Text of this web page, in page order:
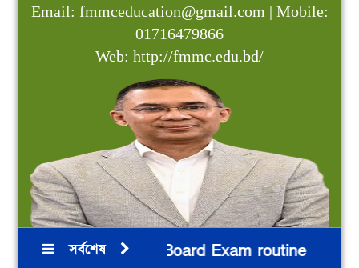
Email: fmmceducation@gmail.com | Mobile:
01716479866
Web: http://fmmc.edu.bd/
সর্বশেষ
*** HSC 2026 Board Exam routine***